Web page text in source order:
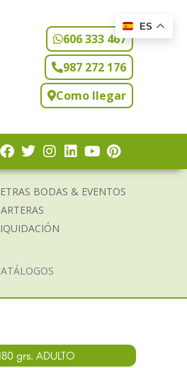
606 333 467
987 272 176
Como llegar
BODAS & EVENTOS
grs. ADULTO
ES